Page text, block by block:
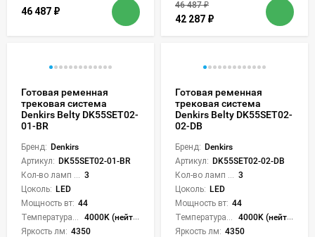
46 487 ₽
46 487₽
42 287 ₽
Готовая ременная
трековая система
Denkirs Belty DK55SET02-
01-BR
Бренд: Denkirs
Артикул: DK55SET02-01-BR
3
Цоколь: LED
Мощность вт: 44
4000K (нейтральный)
Яркость лм: 4350
Готовая ременная
трековая система
Denkirs Belty DK55SET02-
02-DB
Бренд: Denkirs
Артикул: DK55SET02-02-DB
3
Цоколь: LED
Мощность вт: 44
4000K (нейтральный)
Яркость лм: 4350